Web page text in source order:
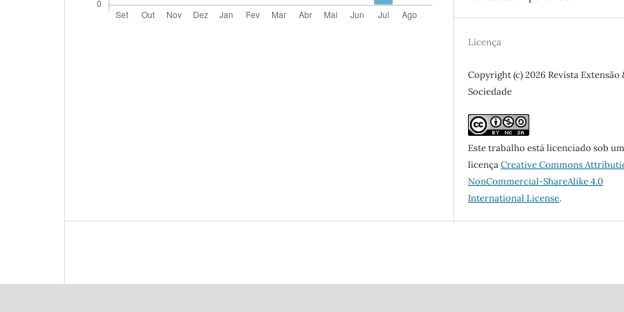
Licença
Copyright (c) 2026 Revista Extensão
Sociedade
Este trabalho está licenciado sob
licençaCreative Commons
NonCommercial-ShareAlike 4.0
International License.